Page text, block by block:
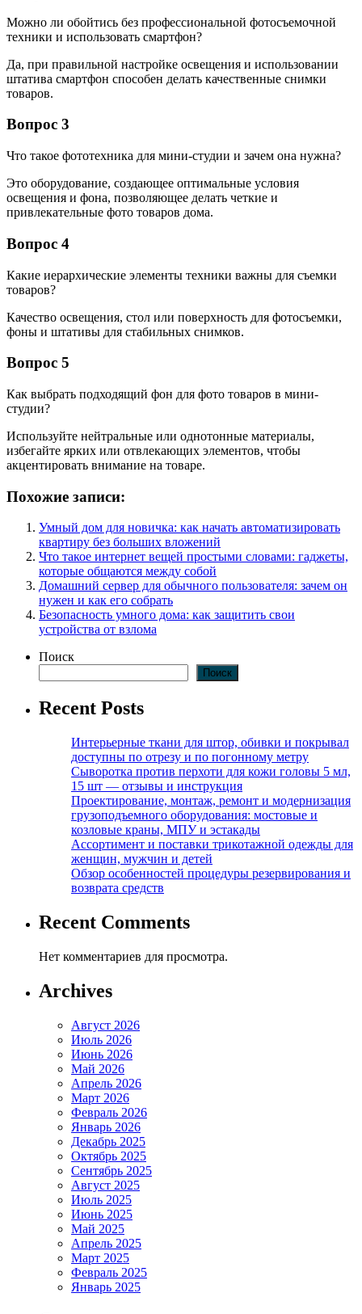
Можно ли обойтись без профессиональной фотосъемочной
техники и использовать смартфон?
Да, при правильной настройке освещения и использовании
штатива смартфон способен делать качественные снимки
товаров.
Вопрос 3
Что такое фототехника для мини-студии и зачем она нужна?
Это оборудование, создающее оптимальные условия
освещения и фона, позволяющее делать четкие и
привлекательные фото товаров дома.
Вопрос 4
Какие иерархические элементы техники важны для съемки
товаров?
Качество освещения, стол или поверхность для фотосъемки,
фоны и штативы для стабильных снимков.
Вопрос 5
Как выбрать подходящий фон для фото товаров в мини-
студии?
Используйте нейтральные или однотонные материалы,
избегайте ярких или отвлекающих элементов, чтобы
акцентировать внимание на товаре.
Похожие записи:
Умный дом для новичка: как начать автоматизировать
квартиру без больших вложений
Что такое интернет вещей простыми словами: гаджеты,
которые общаются между собой
Домашний сервер для обычного пользователя: зачем он
нужен и как его собрать
Безопасность умного дома: как защитить свои
устройства от взлома
Поиск
Поиск
Recent Posts
Интерьерные ткани для штор, обивки и покрывал
доступны по отрезу и по погонному метру
Сыворотка против перхоти для кожи головы 5 мл,
15 шт — отзывы и инструкция
Проектирование, монтаж, ремонт и модернизация
грузоподъемного оборудования: мостовые и
козловые краны, МПУ и эстакады
Ассортимент и поставки трикотажной одежды для
женщин, мужчин и детей
Обзор особенностей процедуры резервирования и
возврата средств
Recent Comments
Нет комментариев для просмотра.
Archives
Август 2026
Июль 2026
Июнь 2026
Май 2026
Апрель 2026
Март 2026
Февраль 2026
Январь 2026
Декабрь 2025
Октябрь 2025
Сентябрь 2025
Август 2025
Июль 2025
Июнь 2025
Май 2025
Апрель 2025
Март 2025
Февраль 2025
Январь 2025